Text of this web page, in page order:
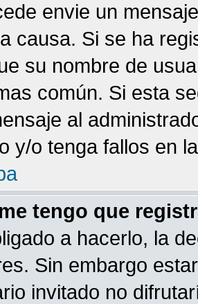
envie un
causa. Si se ha
su nombre de
común. Si esta
al
y/o tenga fallos en
tengo que
a hacerlo, la
Sin embargo
invitado no